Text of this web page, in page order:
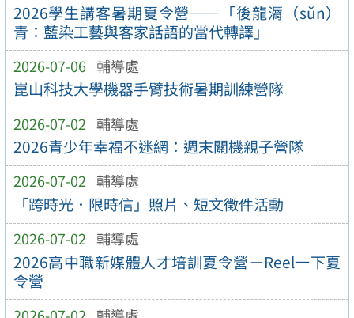
2026學生講客暑期夏令營——「後龍漘（sǔn）
青：藍染工藝與客家話語的當代轉譯」
2026-07-06 輔導處
崑山科技大學機器手臂技術暑期訓練營隊
2026-07-02 輔導處
2026青少年幸福不迷網：週末關機親子營隊
2026-07-02 輔導處
「跨時光．限時信」照片、短文徵件活動
2026-07-02 輔導處
2026高中職新媒體人才培訓夏令營－Reel一下夏
令營